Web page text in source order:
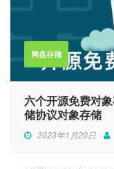
网盘存储
六个开源免费对
储协议对象存储
2023年1月20日